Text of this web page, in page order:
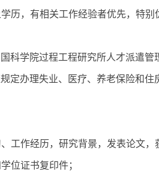
历， 有相关工作经验者优先， 特别
科学院过程工程研究所人才派遣管
定办理失业、医疗、养老保险和住
工作经历，研究背景，发表论文，
位证书复印件；